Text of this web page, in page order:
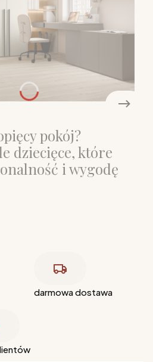
pokój?
dziecięce, które
i wygodę
darmowa dostawa